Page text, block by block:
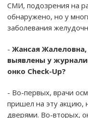
СМИ, подозрения на
обнаружено, но у
заболевания
- Жансая
выявлены у
онко Check-Up?
- Во-первых, врачи
пришел на эту акцию,
дверями. Во-вторых,